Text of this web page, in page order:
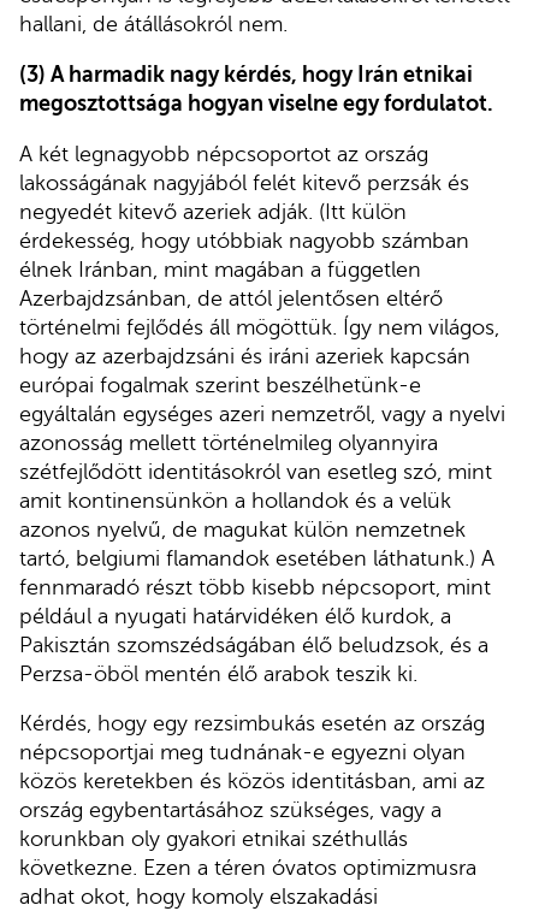
hallani, de átállásokról nem.
(3) A harmadik nagy kérdés, hogy Irán etnikai
megosztottsága hogyan viselne egy fordulatot.
A két legnagyobb népcsoportot az ország
lakosságának nagyjából felét kitevő perzsák és
negyedét kitevő azeriek adják. (Itt külön
érdekesség, hogy utóbbiak nagyobb számban
élnek Iránban, mint magában a független
Azerbajdzsánban, de attól jelentősen eltérő
történelmi fejlődés áll mögöttük. Így nem világos,
hogy az azerbajdzsáni és iráni azeriek kapcsán
európai fogalmak szerint beszélhetünk-e
egyáltalán egységes azeri nemzetről, vagy a nyelvi
azonosság mellett történelmileg olyannyira
szétfejlődött identitásokról van esetleg szó, mint
amit kontinensünkön a hollandok és a velük
azonos nyelvű, de magukat külön nemzetnek
tartó, belgiumi flamandok esetében láthatunk.) A
fennmaradó részt több kisebb népcsoport, mint
például a nyugati határvidéken élő kurdok, a
Pakisztán szomszédságában élő beludzsok, és a
Perzsa-öböl mentén élő arabok teszik ki.
Kérdés, hogy egy rezsimbukás esetén az ország
népcsoportjai meg tudnának-e egyezni olyan
közös keretekben és közös identitásban, ami az
ország egybentartásához szükséges, vagy a
korunkban oly gyakori etnikai széthullás
következne. Ezen a téren óvatos optimizmusra
adhat okot, hogy komoly elszakadási